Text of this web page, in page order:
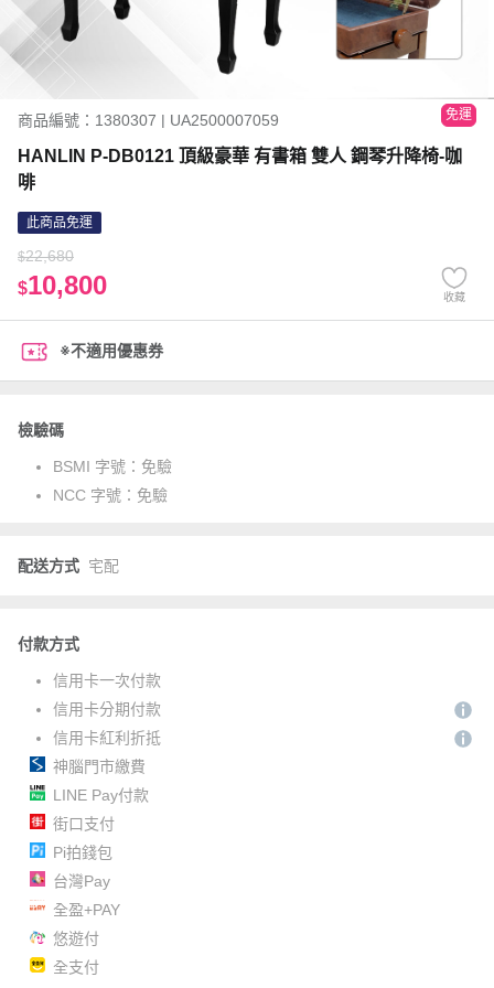
商品編號：1380307 | UA2500007059 免運
HANLIN P-DB0121 頂級豪華 有書箱 雙人 鋼琴升降椅-咖
啡
此商品免運
$22,680
$10,800 收藏
※不適用優惠券
檢驗碼
BSMI 字號： 免驗
NCC 字號： 免驗
配送方式 宅配
付款方式
信用卡一次付款
信用卡分期付款
信用卡紅利折抵
神腦門市繳費
LINE Pay付款
街口支付
Pi拍錢包
台灣Pay
全盈+PAY
悠遊付
全支付